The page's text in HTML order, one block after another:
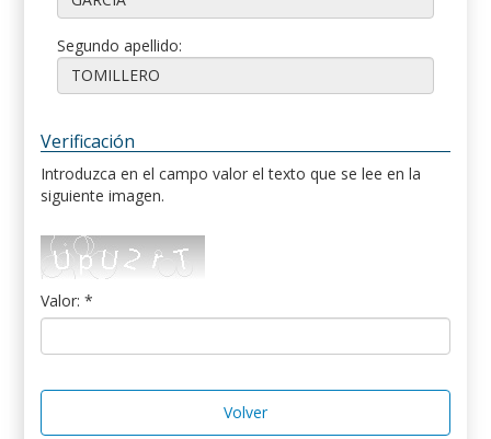
Segundo apellido:
Verificación
Introduzca en el campo valor el texto que se lee en la
siguiente imagen.
Valor: *
Volver